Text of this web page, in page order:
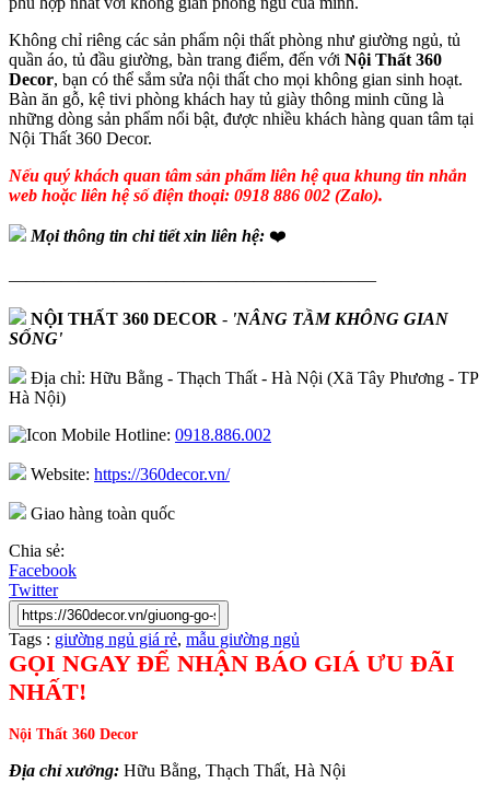
Không chỉ riêng các sản phẩm nội thất phòng như giường ngủ, tủ
quần áo, tủ đầu giường, bàn trang điểm, đến với Nội Thất 360
Decor, bạn có thể sắm sửa nội thất cho mọi không gian sinh hoạt.
Bàn ăn gỗ, kệ tivi phòng khách hay tủ giày thông minh cũng là
những dòng sản phẩm nổi bật, được nhiều khách hàng quan tâm tại
Nội Thất 360 Decor.
Nếu quý khách quan tâm sản phẩm liên hệ qua khung tin nhắn
web hoặc liên hệ số điện thoại: 0918 886 002 (Zalo).
Mọi thông tin chi tiết xin liên hệ: ❤️
—————————————————————
NỘI THẤT 360 DECOR - 'NÂNG TẦM KHÔNG GIAN
SỐNG'
Địa chỉ: Hữu Bằng - Thạch Thất - Hà Nội (Xã Tây Phương - TP
Hà Nội)
Hotline: 0918.886.002
Website: https://360decor.vn/
Giao hàng toàn quốc
Chia sẻ:
Facebook
Twitter
Tags : giường ngủ giá rẻ, mẫu giường ngủ
GỌI NGAY ĐỂ NHẬN BÁO GIÁ ƯU ĐÃI
NHẤT!
Nội Thất 360 Decor
Địa chỉ xưởng: Hữu Bằng, Thạch Thất, Hà Nội